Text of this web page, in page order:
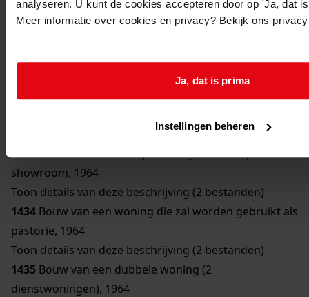
analyseren. U kunt de cookies accepteren door op 'Ja, dat
Meer informatie over cookies en privacy? Bekijk ons
Ja, dat is prima
Instellingen beheren
1430Bouw van een woning, 1962
Toon details van deze beschrijving (2 bestanden)
Toon details van deze beschrijving (2 bestanden)
1433Bouw van een bedrijfswoning met werkplaats en
showroom, 1964
Toon details van deze beschrijving (2 bestanden)
1434 Bouw van een woning die zal worden gebruikt als
pastorie, 1964
Toon details van deze beschrijving (2 bestanden)
1435 Bouw van een dubbele woning (2
dienstwoningen), 1964